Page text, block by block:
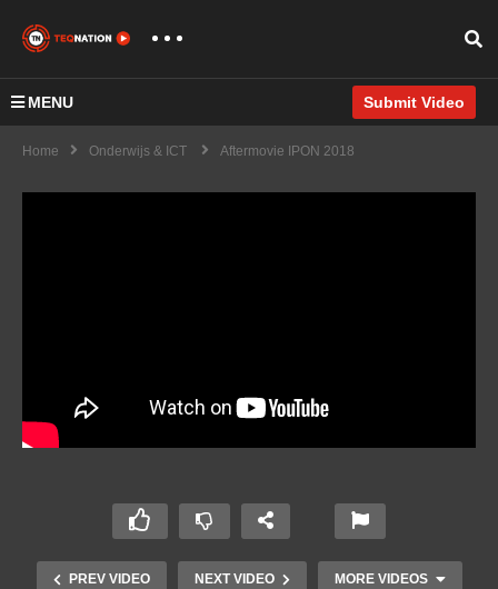
MENU Submit Video
Home Onderwijs & ICT Aftermovie IPON 2018
PREV VIDEO NEXT VIDEO MORE VIDEOS